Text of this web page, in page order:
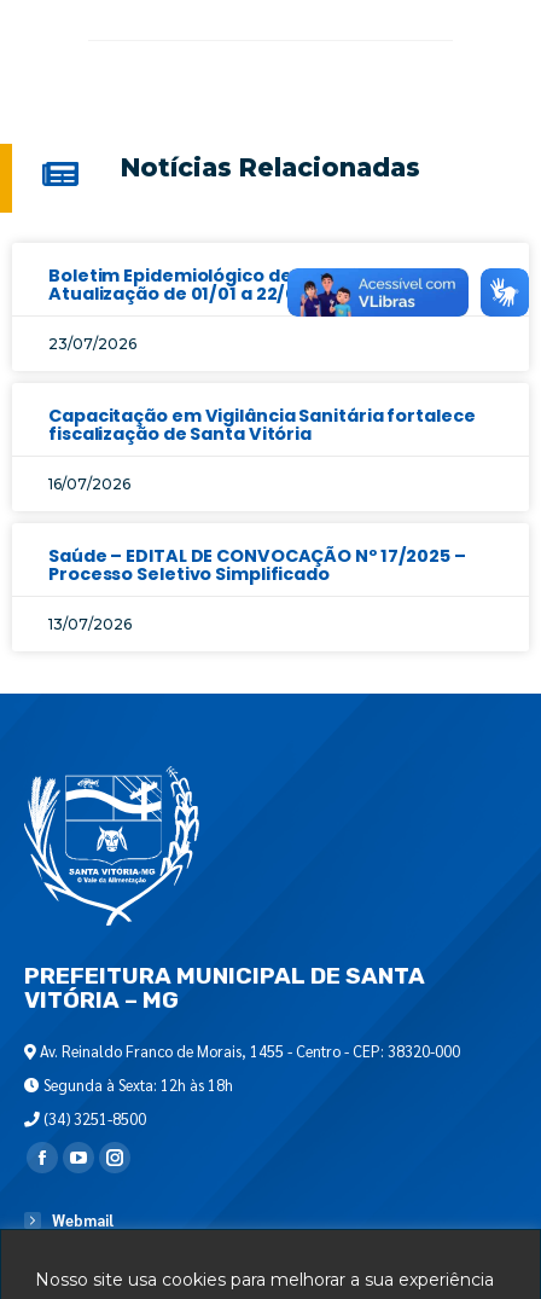
Nosso site usa cookies para melhorar a sua experiência
Notícias Relacionadas
Boletim Epidemiológico de Arboviroses |
Atualização de 01/01 a 22/07/2026
23/07/2026
Capacitação em Vigilância Sanitária fortalece
fiscalização de Santa Vitória
16/07/2026
Saúde – EDITAL DE CONVOCAÇÃO Nº 17/2025 –
Processo Seletivo Simplificado
13/07/2026
PREFEITURA MUNICIPAL DE SANTA
VITÓRIA – MG
Av. Reinaldo Franco de Morais, 1455 - Centro - CEP: 38320-000
Segunda à Sexta: 12h às 18h
(34) 3251-8500
Encontre-nos em:
Webmail